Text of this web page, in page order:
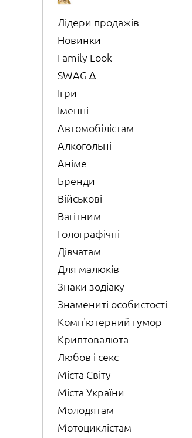
Лідери продажів
Новинки
Family Look
SWAG ∆
Ігри
Іменні
Автомобілістам
Алкогольні
Аніме
Бренди
Військові
Вагітним
Голографічні
Дівчатам
Для малюків
Знаки зодіаку
Знамениті особистості
Комп'ютерний гумор
Криптовалюта
Любов і секс
Міста Світу
Міста України
Молодятам
Мотоциклістам